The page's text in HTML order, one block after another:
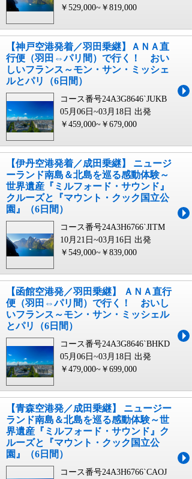
￥529,000~￥819,000
【神戸空港発着／羽田乗継】ＡＮＡ直
行便（羽田⇔パリ間）で行く！ おい
しいフランス～モン・サン・ミッシェ
ルとパリ（6日間）
コース番号24A3G8646`JUKB
05月06日~03月18日 出発
￥459,000~￥679,000
【伊丹空港発着／成田乗継】 ニュージ
ーランド南島＆北島を巡る感動体験～
世界遺産『ミルフォード・サウンド』
クルーズと『マウント・クック国立公
園』（6日間）
コース番号24A3H6766`JITM
10月21日~03月16日 出発
￥549,000~￥839,000
【函館空港発／羽田乗継】 ＡＮＡ直行
便（羽田⇔パリ間）で行く！ おいし
いフランス～モン・サン・ミッシェル
とパリ（6日間）
コース番号24A3G8646`BHKD
05月06日~03月18日 出発
￥479,000~￥699,000
【青森空港発／成田乗継】 ニュージー
ランド南島＆北島を巡る感動体験～世
界遺産『ミルフォード・サウンド』ク
ルーズと『マウント・クック国立公
園』（6日間）
コース番号24A3H6766`CAOJ